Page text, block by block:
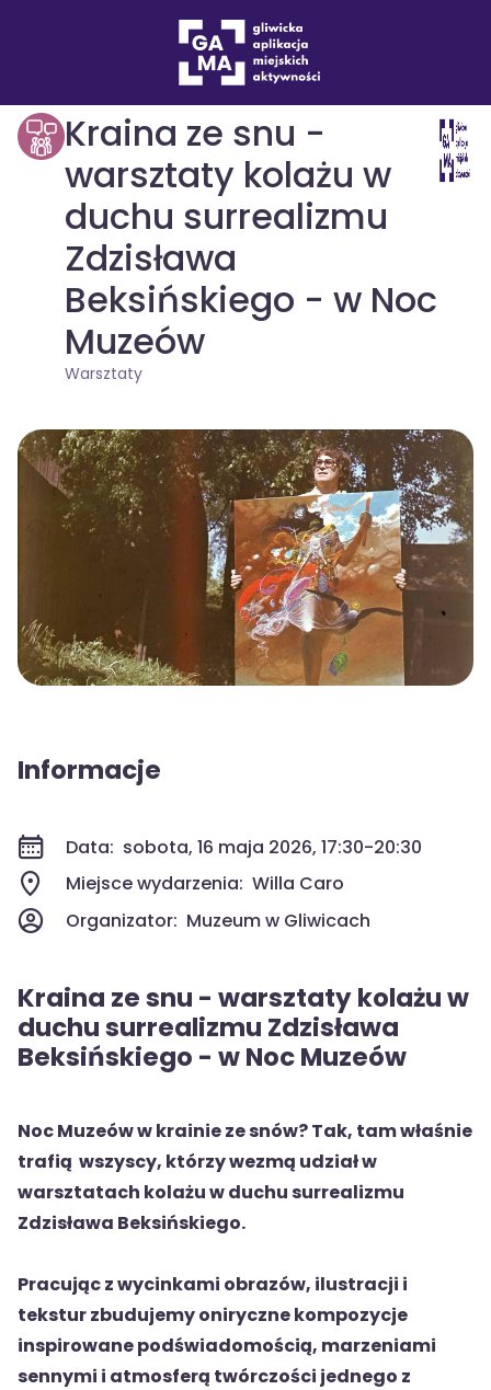
Warsztaty drukuj
Kraina ze snu -
warsztaty kolażu w
duchu surrealizmu
Zdzisława
Beksińskiego - w Noc
Muzeów
Warsztaty
Informacje
Data: sobota, 16 maja 2026, 17:30-20:30
Miejsce wydarzenia: Willa Caro
Organizator: Muzeum w Gliwicach
Kraina ze snu - warsztaty kolażu w
duchu surrealizmu Zdzisława
Beksińskiego - w Noc Muzeów
Noc Muzeów w krainie ze snów? Tak, tam właśnie
trafią wszyscy, którzy wezmą udział w
warsztatach kolażu w duchu surrealizmu
Zdzisława Beksińskiego.
Pracując z wycinkami obrazów, ilustracji i
tekstur zbudujemy oniryczne kompozycje
inspirowane podświadomością, marzeniami
sennymi i atmosferą twórczości jednego z